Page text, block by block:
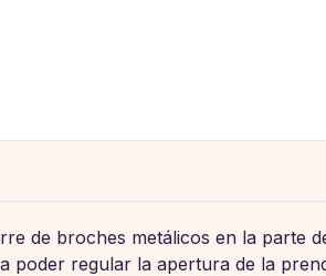
de broches metálicos en la parte
poder regular la apertura de la